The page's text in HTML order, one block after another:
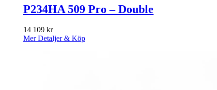
P234HA 509 Pro – Double
14 109 kr
Mer Detaljer & Köp